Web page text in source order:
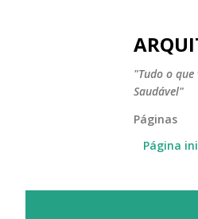
"Tudo o
Saudável"
Páginas
Página